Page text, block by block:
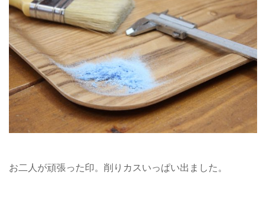
お二人が頑張った印。削りカスいっぱい出ました。